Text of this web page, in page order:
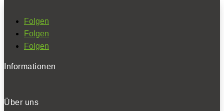
Folgen
Folgen
Folgen
Informationen
Über uns